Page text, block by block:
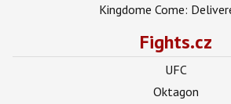
Kingdome Come:
Fights.cz
UFC
Oktagon